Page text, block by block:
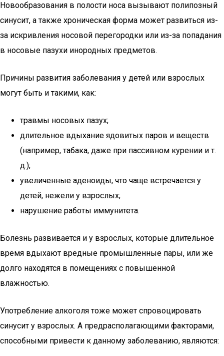
Новообразования в полости носа вызывают полипозный
синусит, а также хроническая форма может развиться из-
за искривления носовой перегородки или из-за попадания
в носовые пазухи инородных предметов.
Причины развития заболевания у детей или взрослых
могут быть и такими, как:
травмы носовых пазух;
длительное вдыхание ядовитых паров и веществ
(например, табака, даже при пассивном курении и т.
д.);
увеличенные аденоиды, что чаще встречается у
детей, нежели у взрослых;
нарушение работы иммунитета.
Болезнь развивается и у взрослых, которые длительное
время вдыхают вредные промышленные пары, или же
долго находятся в помещениях с повышенной
влажностью.
Употребление алкоголя тоже может спровоцировать
синусит у взрослых. А предрасполагающими факторами,
способными привести к данному заболеванию, являются: